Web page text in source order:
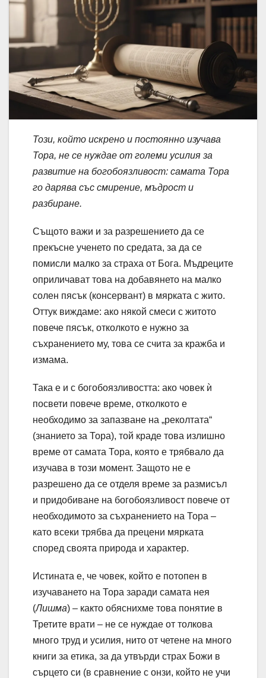
Този, който искрено и постоянно изучава
Тора, не се нуждае от големи усилия за
развитие на богобоязливост: самата Тора
го дарява със смирение, мъдрост и
разбиране.
Същото важи и за разрешението да се
прекъсне ученето по средата, за да се
помисли малко за страха от Бога. Мъдреците
оприличават това на добавянето на малко
солен пясък (консервант) в мярката с жито.
Оттук виждаме: ако някой смеси с житото
повече пясък, отколкото е нужно за
съхранението му, това се счита за кражба и
измама.
Така е и с богобоязливостта: ако човек ѝ
посвети повече време, отколкото е
необходимо за запазване на „реколтата“
(знанието за Тора), той краде това излишно
време от самата Тора, която е трябвало да
изучава в този момент. Защото не е
разрешено да се отделя време за размисъл
и придобиване на богобоязливост повече от
необходимото за съхранението на Тора –
като всеки трябва да прецени мярката
според своята природа и характер.
Истината е, че човек, който е потопен в
изучаването на Тора заради самата нея
(Лишма) – както обяснихме това понятие в
Третите врати – не се нуждае от толкова
много труд и усилия, нито от четене на много
книги за етика, за да утвърди страх Божи в
сърцето си (в сравнение с онзи, който не учи